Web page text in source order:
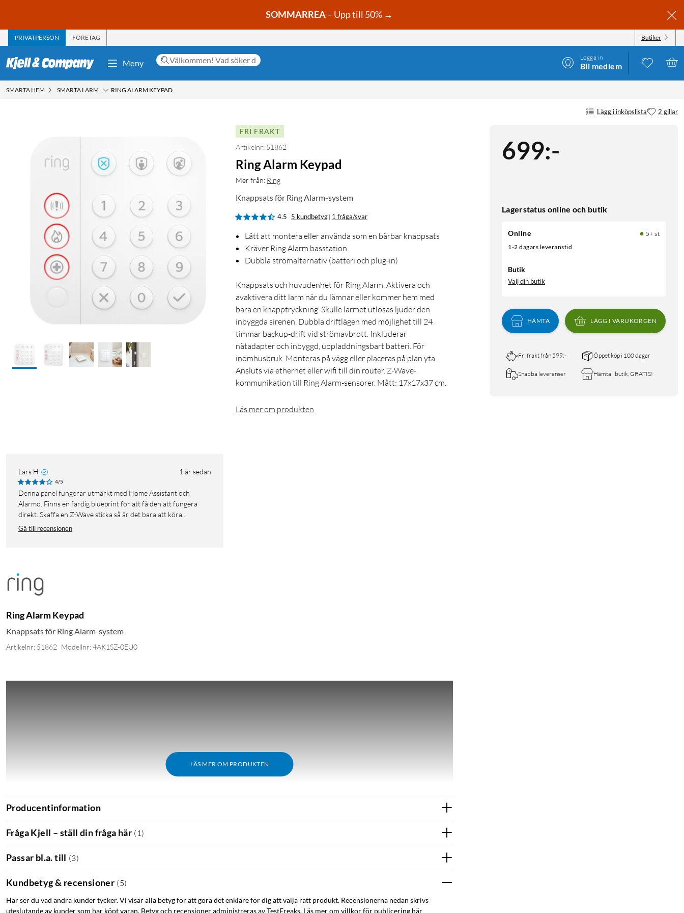
SOMMARREA– Upp till 50% →
PRIVATPERSON FÖRETAG Butiker
Meny
Logga in
Bli medlem
SMARTA HEM SMARTA LARM RING ALARM KEYPAD
Lägg i inköpslista 2 gillar
699:-
Lagerstatus online och butik
Online
5+ st
1-2 dagars leveranstid
Butik
Välj din butik
HÄMTA LÄGG I VARUKORGEN
Fri frakt från 599:- Öppet köp i 100 dagar
Snabba leveranser Hämta i butik, GRATIS!
FRI FRAKT
Artikelnr: 51862
Ring Alarm Keypad
Mer från: Ring
Knappsats för Ring Alarm-system
4.5 5 kundbetyg | 1 fråga/svar
Lätt att montera eller använda som en bärbar knappsats
Kräver Ring Alarm basstation
Dubbla strömalternativ (batteri och plug-in)
Knappsats och huvudenhet för Ring Alarm. Aktivera och
avaktivera ditt larm när du lämnar eller kommer hem med
bara en knapptryckning. Skulle larmet utlösas ljuder den
inbyggda sirenen. Dubbla driftlägen med möjlighet till 24
timmar backup-drift vid strömavbrott. Inkluderar
nätadapter och inbyggd, uppladdningsbart batteri. För
inomhusbruk. Monteras på vägg eller placeras på plan yta.
Ansluts via ethernet eller wifi till din router. Z-Wave-
kommunikation till Ring Alarm-sensorer. Mått: 17x17x37 cm.
Läs mer om produkten
Lars H 1 år sedan
4/5
Denna panel fungerar utmärkt med Home Assistant och
Alarmo. Finns en färdig blueprint för att få den att fungera
direkt. Skaffa en Z-Wave sticka så är det bara att köra...
Gå till recensionen
Ring Alarm Keypad
Knappsats för Ring Alarm-system
Artikelnr: 51862 Modellnr: 4AK1SZ-0EU0
LÄS MER OM PRODUKTEN
Producentinformation
Fråga Kjell – ställ din fråga här ( 1 )
Passar bl.a. till (3)
Kundbetyg & recensioner (5)
Här ser du vad andra kunder tycker. Vi visar alla betyg för att göra det enklare för dig att välja rätt produkt. Recensionerna nedan skrivs
uteslutande av kunder som har köpt varan. Betyg och recensioner administreras av TestFreaks. Läs mer om villkor för publicering här